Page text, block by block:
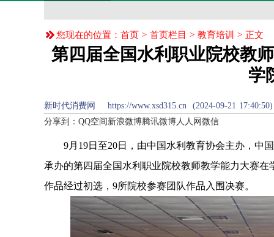
您现在的位置： 首页 > 首页栏目 > 教育培训 > 正文
第四届全国水利职业院校教
学
新时代消费网 https://www.xsd315.cn (2024-09-21
分享到： QQ空间 新浪微博腾讯微博人人网 微信
9月19日至20日，由中国水利教育协会主办，中
承办的第四届全国水利职业院校教师教学能力大赛
作品经过初选，9所院校参赛团队作品入围决赛。